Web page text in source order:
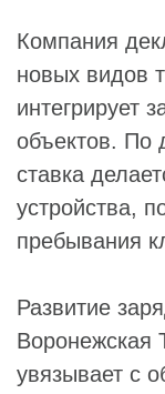
Компания
новых видов
интегрирует
объектов. По
ставка
устройства,
пребывания
Развитие
Воронежская
увязывает с